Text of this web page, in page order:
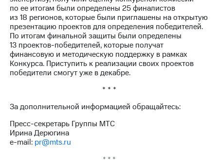
выкупа
акций
Дивиденды
Рынок
облигаций
Описание
Еврооблигации-2023
Уведомление
именных
Другое
Регистратор
по ее итогам были определены 25 финалистов
из 18 регионов, которые были приглашены на открытую
презентацию проектов для определения победителей.
По итогам финальной защиты были определены
13 проектов-победителей, которые получат
финансовую и методическую поддержку в рамках
Конкурса. Приступить к реализации своих проектов
победители смогут уже в декабре.
* * *
За дополнительной информацией обращайтесь:
Пресс-секретарь Группы МТС
Ирина Дерюгина
e-mail: pr@mts.ru
* * *